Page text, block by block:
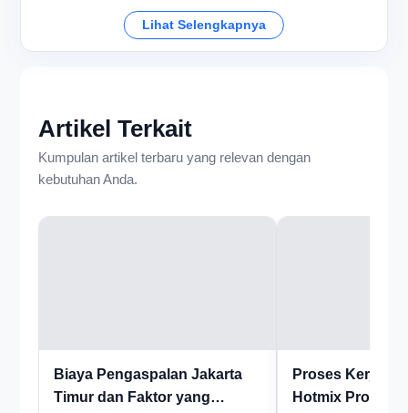
Lihat Selengkapnya
Artikel Terkait
Kumpulan artikel terbaru yang relevan dengan
kebutuhan Anda.
Biaya Pengaspalan Jakarta
Timur dan Faktor yang
Proses Kerja
Hotmix